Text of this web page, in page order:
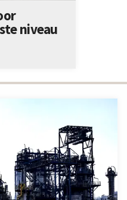
niveau